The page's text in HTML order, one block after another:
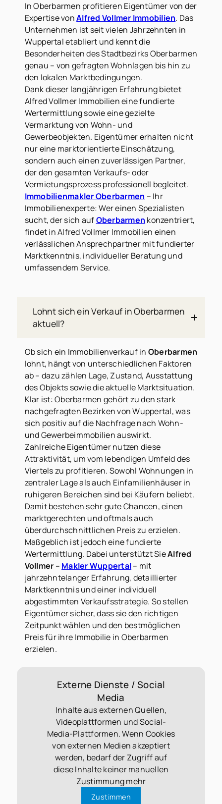
In Oberbarmen profitieren Eigentümer von der
Expertise vonAlfred Vollmer Immobilien. Das
Unternehmen ist seit vielen Jahrzehnten in
Wuppertal etabliert und kennt die
Besonderheiten des Stadtbezirks Oberbarmen
genau – von gefragten Wohnlagen bis hin zu
den lokalen Marktbedingungen.
Dank dieser langjährigen Erfahrung bietet
Alfred Vollmer Immobilien eine fundierte
Wertermittlung sowie eine gezielte
Vermarktung von Wohn- und
Gewerbeobjekten. Eigentümer erhalten nicht
nur eine marktorientierte Einschätzung,
sondern auch einen zuverlässigen Partner,
der den gesamten Verkaufs- oder
Vermietungsprozess professionell begleitet.
Immobilienmakler Oberbarmen – Ihr
Immobilienexperte: Wer einen Spezialisten
sucht, der sich aufOberbarmen konzentriert,
findet in Alfred Vollmer Immobilien einen
verlässlichen Ansprechpartner mit fundierter
Marktkenntnis, individueller Beratung und
umfassendem Service.
Lohnt sich ein Verkauf in Oberbarmen
aktuell?
Ob sich ein Immobilienverkauf in Oberbarmen
lohnt, hängt von unterschiedlichen Faktoren
ab – dazu zählen Lage, Zustand, Ausstattung
des Objekts sowie die aktuelle Marktsituation.
Klar ist: Oberbarmen gehört zu den stark
nachgefragten Bezirken von Wuppertal, was
sich positiv auf die Nachfrage nach Wohn-
und Gewerbeimmobilien auswirkt.
Zahlreiche Eigentümer nutzen diese
Attraktivität, um vom lebendigen Umfeld des
Viertels zu profitieren. Sowohl Wohnungen in
zentraler Lage als auch Einfamilienhäuser in
ruhigeren Bereichen sind bei Käufern beliebt.
Damit bestehen sehr gute Chancen, einen
marktgerechten und oftmals auch
überdurchschnittlichen Preis zu erzielen.
Maßgeblich ist jedoch eine fundierte
Wertermittlung. Dabei unterstützt SieAlfred
Vollmer – Makler Wuppertal– mit
jahrzehntelanger Erfahrung, detaillierter
Marktkenntnis und einer individuell
abgestimmten Verkaufsstrategie. So stellen
Eigentümer sicher, dass sie den richtigen
Zeitpunkt wählen und den bestmöglichen
Preis für ihre Immobilie in Oberbarmen
erzielen.
Externe Dienste / Social
Media
Inhalte aus externen Quellen,
Videoplattformen und Social-
Media-Plattformen. Wenn Cookies
von externen Medien akzeptiert
werden, bedarf der Zugriff auf
diese Inhalte keiner manuellen
Zustimmung mehr
Zustimmen